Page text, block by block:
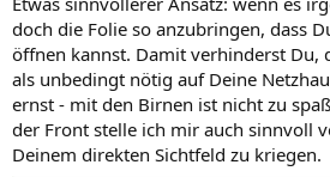
doch die Folie so anzubringen, dass
öffnen kannst. Damit verhinderst Du,
als unbedingt nötig auf Deine
ernst - mit den Birnen ist nicht zu
der Front stelle ich mir auch sinnvoll
Deinem direkten Sichtfeld zu kriegen.